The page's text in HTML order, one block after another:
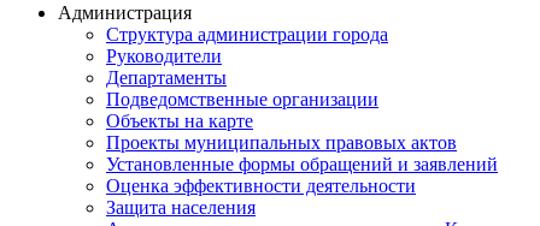
Администрация
Структура администрации города
Руководители
Департаменты
Подведомственные организации
Объекты на карте
Проекты муниципальных правовых актов
Установленные формы обращений и заявлений
Оценка эффективности деятельности
Защита населения